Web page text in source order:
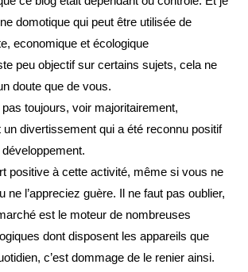
domotique qui peut être utilisée de
economique et écologique
peu objectif sur certains sujets, cela ne
doute que de vous.
pas toujours, voir majoritairement,
un divertissement qui a été reconnu positif
positive à cette activité, même si vous ne
ne l’appreciez guère. Il ne faut pas oublier,
est le moteur de nombreuses
dont disposent les appareils que
c’est dommage de le renier ainsi.